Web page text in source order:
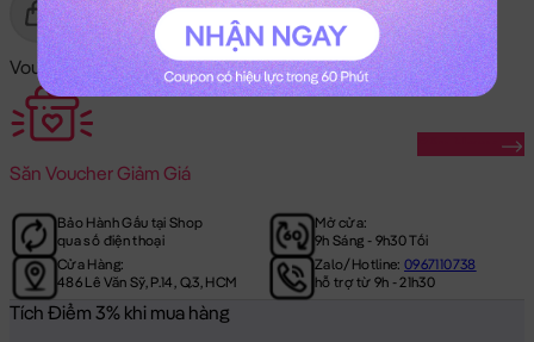
Gửi Tặng Mua Ngay
Voucher Mã Khuyến Mãi:
Săn Voucher Giảm Giá
Bảo Hành Gấu tại Shop
qua số điện thoại
Mở cửa:
9h Sáng - 9h30 Tối
Cửa Hàng:
486 Lê Văn Sỹ, P.14, Q.3, HCM
Zalo/Hotline:0967110738
hỗ trợ từ 9h - 21h30
Tích Điểm 3% khi mua hàng